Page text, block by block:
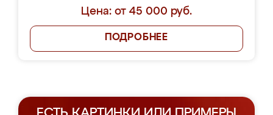
Цена: от 45 000 руб.
ПОДРОБНЕЕ